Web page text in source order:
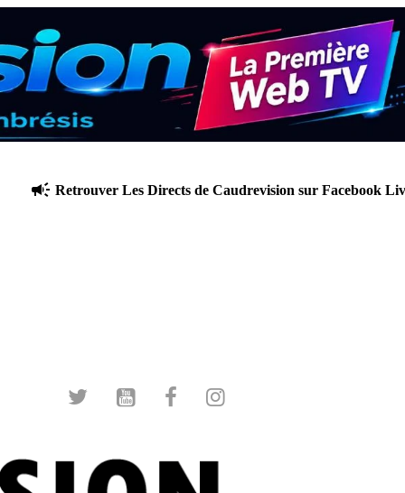
Retrouver Les Directs de Caudrevision sur Facebook